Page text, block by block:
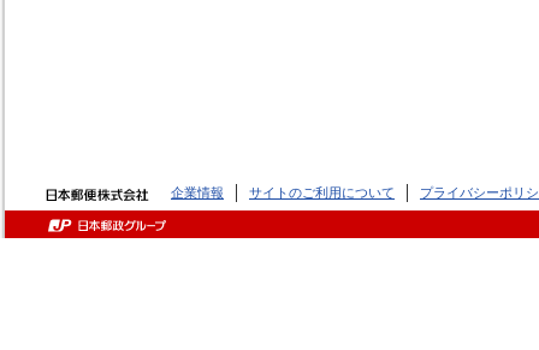
企業情報 サイトのご利用について プライバシーポリ